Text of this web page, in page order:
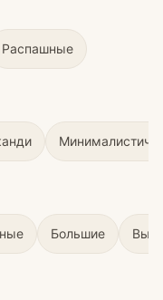
Распашные
Большие